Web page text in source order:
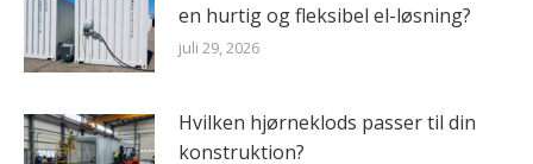
en hurtig og fleksibel el-løsning?
juli 29, 2026
Hvilken hjørneklods passer til din
konstruktion?